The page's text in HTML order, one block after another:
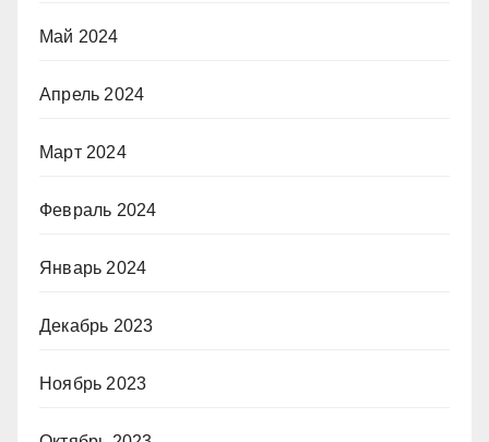
Май 2024
Апрель 2024
Март 2024
Февраль 2024
Январь 2024
Декабрь 2023
Ноябрь 2023